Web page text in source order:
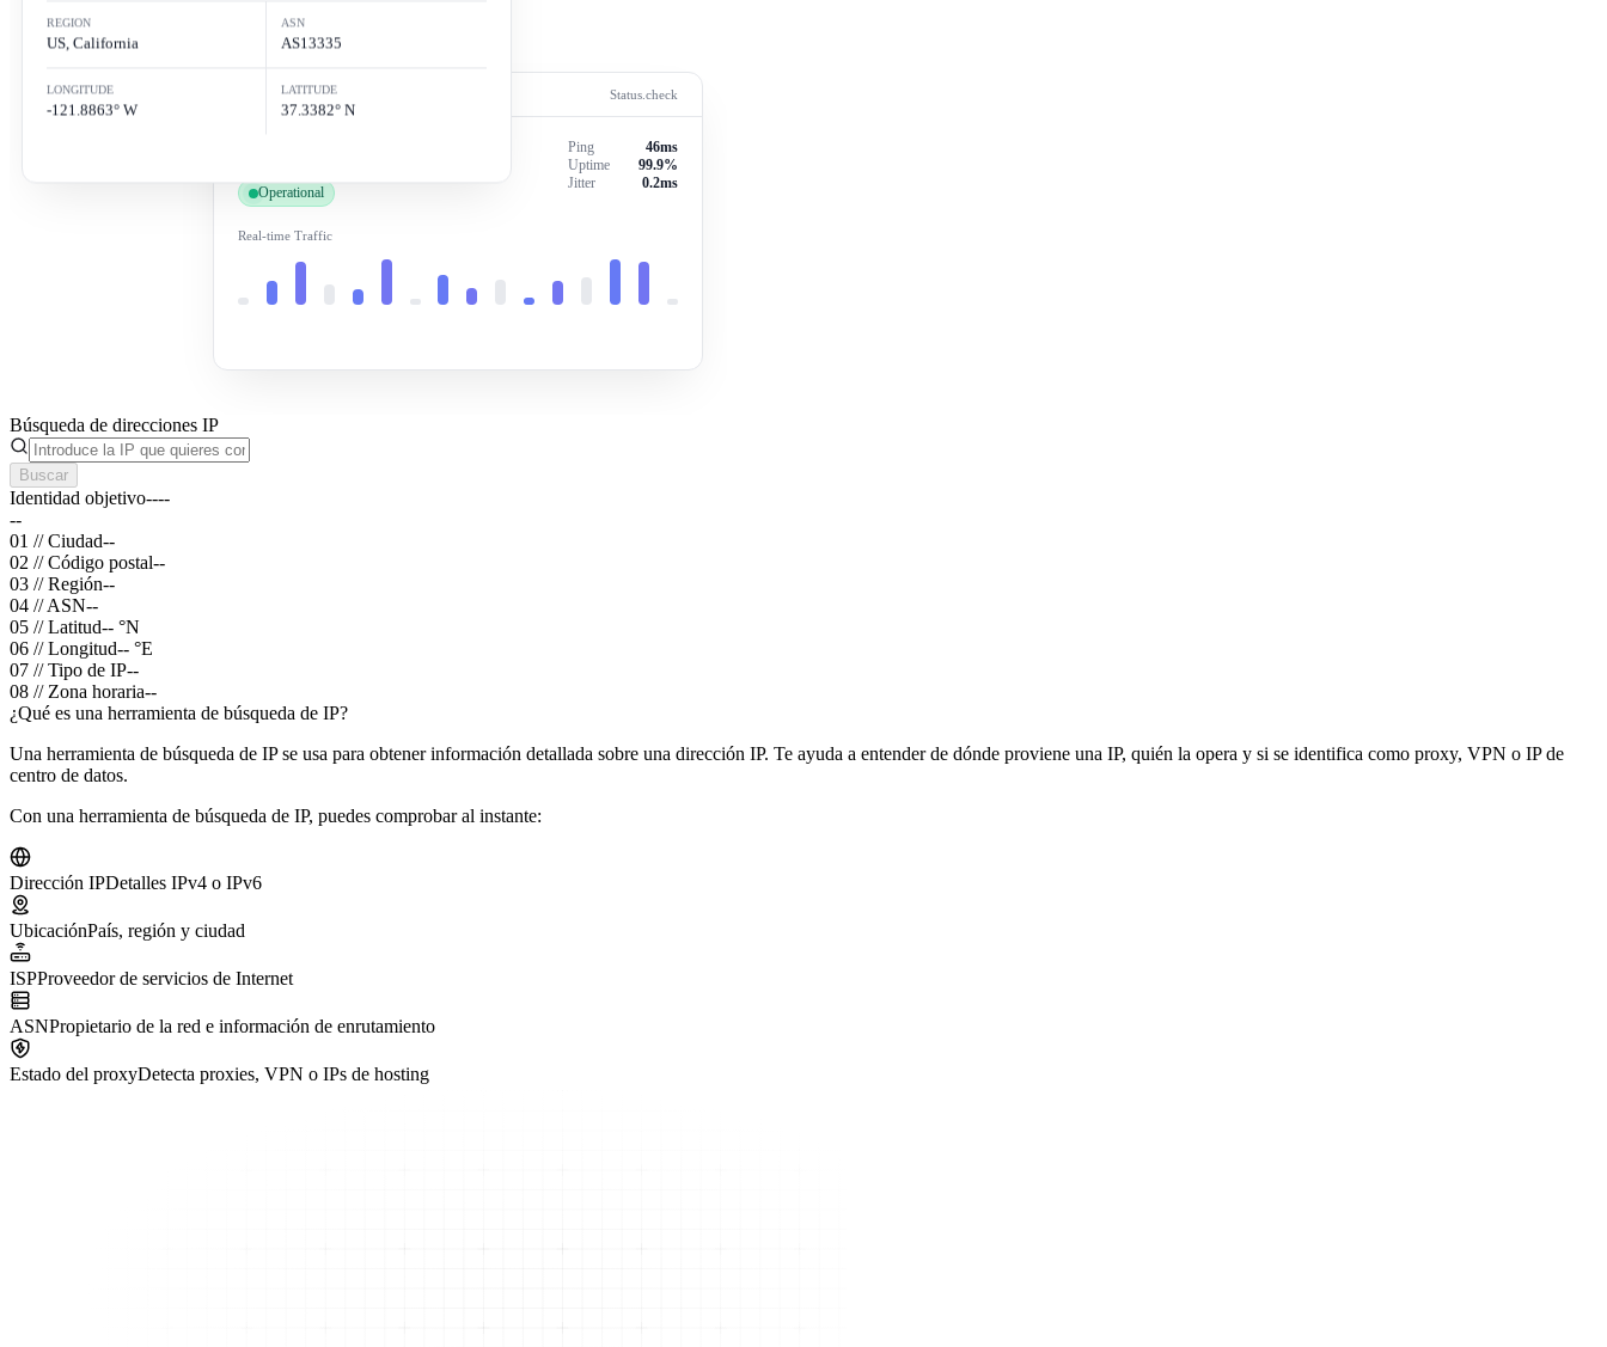
REGION
US, California
ASN
AS13335
LONGITUDE
-121.8863° W
LATITUDE
37.3382° N
Status.check
Operational
Ping
46ms
Uptime
99.9%
Jitter
0.2ms
Real-time Traffic
Búsqueda de direcciones IP
Buscar
Identidad objetivo----
--
01 // Ciudad--
02 // Código postal--
03 // Región--
04 // ASN--
05 // Latitud-- °N
06 // Longitud-- °E
07 // Tipo de IP--
08 // Zona horaria--
¿Qué es una herramienta de búsqueda de IP?
Una herramienta de búsqueda de IP se usa para obtener información detallada sobre una dirección IP. Te ayuda a entender de dónde proviene una IP, quién la opera y si se identifica como proxy, VPN o IP de
centro de datos.
Con una herramienta de búsqueda de IP, puedes comprobar al instante:
Dirección IPDetalles IPv4 o IPv6
UbicaciónPaís, región y ciudad
ISPProveedor de servicios de Internet
ASNPropietario de la red e información de enrutamiento
Estado del proxyDetecta proxies, VPN o IPs de hosting